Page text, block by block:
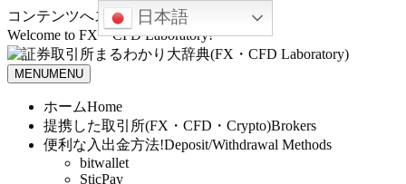
コンテンツへスキップ
Welcome to FX・CFD Laboratory!
MENUMENU
ホームHome
提携した取引所(FX・CFD・Crypto)Brokers
便利な入出金方法!Deposit/Withdrawal Methods
bitwallet
SticPay
日本語